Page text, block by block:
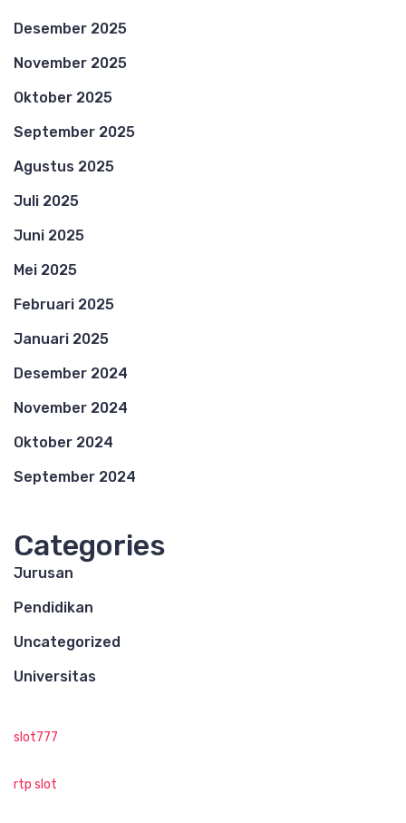
Desember 2025
November 2025
Oktober 2025
September 2025
Agustus 2025
Juli 2025
Juni 2025
Mei 2025
Februari 2025
Januari 2025
Desember 2024
November 2024
Oktober 2024
September 2024
Categories
Jurusan
Pendidikan
Uncategorized
Universitas
slot777
rtp slot